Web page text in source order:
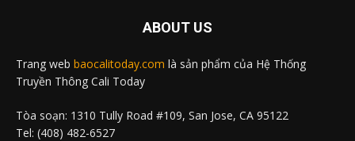
ABOUT US
Trang web baocalitoday.com là sản phẩm của Hệ Thống
Truyền Thông Cali Today
Tòa soạn: 1310 Tully Road #109, San Jose, CA 95122
Tel: (408) 482-6527